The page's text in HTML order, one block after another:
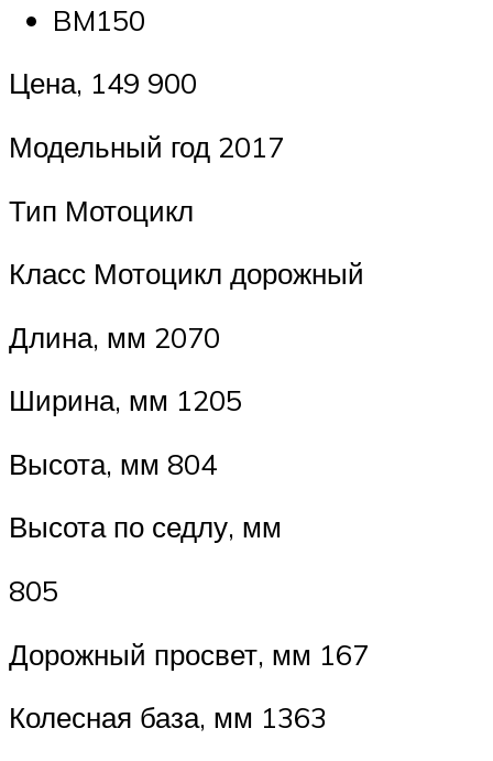
BM150
Цена, 149 900
Модельный год 2017
Тип Мотоцикл
Класс Мотоцикл дорожный
Длина, мм 2070
Ширина, мм 1205
Высота, мм 804
Высота по седлу, мм
805
Дорожный просвет, мм 167
Колесная база, мм 1363